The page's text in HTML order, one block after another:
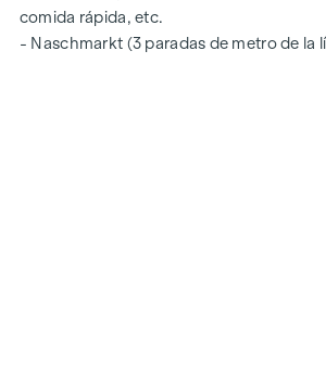
comida rápida, etc.
- Naschmarkt (3 paradas de metro de la